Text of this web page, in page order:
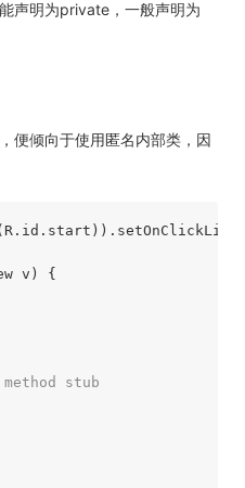
声明为private，一般声明为
便倾向于使用匿名内部类，因
v)
stub